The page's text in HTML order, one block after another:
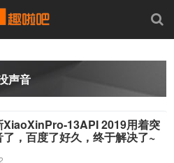
声音
XiaoXinPro-13API 2019用着突
，百度了好久，终于解决了~